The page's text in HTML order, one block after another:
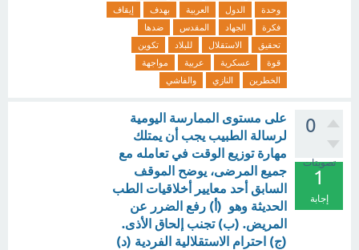
وحدة
الدول العربية بهدف
إيقاف
فكرة
الجهاد المقدس
ضدها
تحقيق
الاستقلال للبلاد
تكوين
قوة
عسكرية عربية
مواجهة
الخطرين
النازي والفاشي
0
تصويتات
1
إجابة
على مستوى الممارسة اليومية
لرسالة الطبيب يجب أن يمتلك
مهارة توزيع الوقت في تعامله مع
جميع المرضى، يوضح الموقف
السابق أحد معايير أخلاقيات الطب
الحديثة وهو (أ) رفع الضرر عن
المريض. (ب) تجنب إلحاق الأذى.
(ج) احترام الاستقلالية الفردية (د)